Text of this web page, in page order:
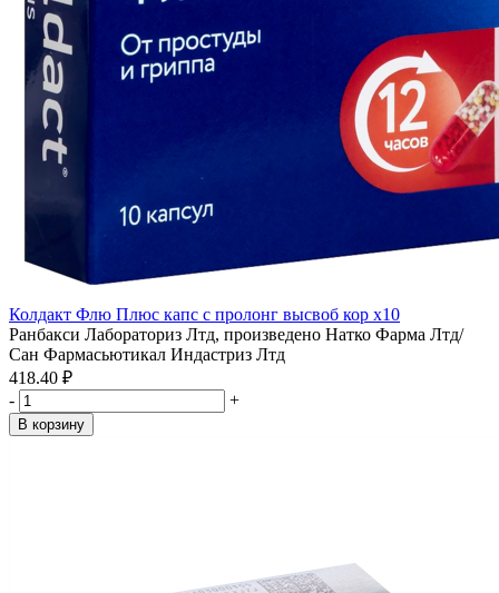
Колдакт Флю Плюс капс с пролонг высвоб кор x10
Ранбакси Лабораториз Лтд, произведено Натко Фарма Лтд/
Сан Фармасьютикал Индастриз Лтд
418.40 ₽
-
+
В корзину